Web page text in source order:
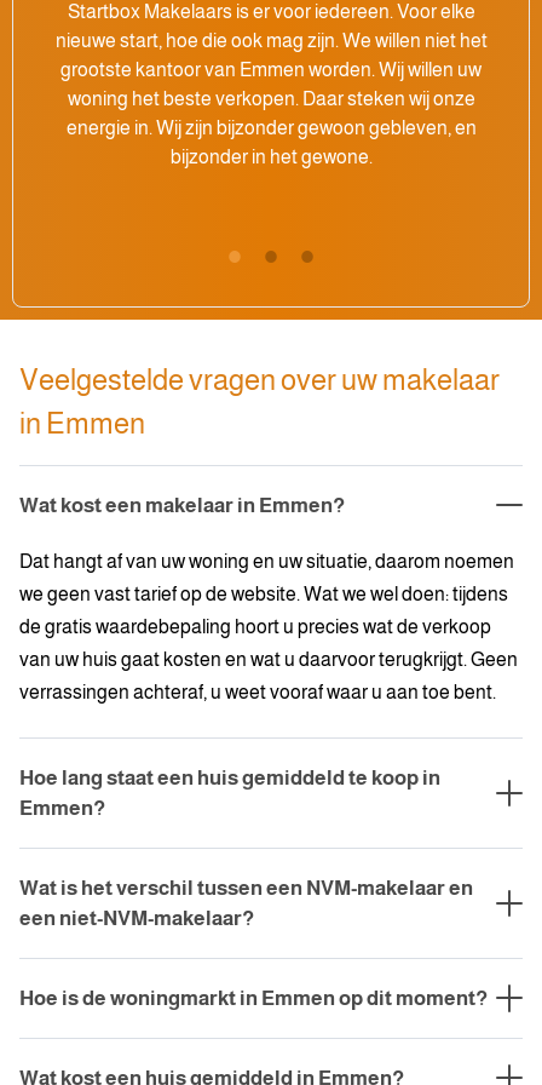
Startbox Makelaars is er voor iedereen. Voor elke
nieuwe start, hoe die ook mag zijn. We willen niet het
grootste kantoor van Emmen worden. Wij willen uw
woning het beste verkopen. Daar steken wij onze
energie in. Wij zijn bijzonder gewoon gebleven, en
bijzonder in het gewone.
Veelgestelde vragen over uw makelaar
in Emmen
Wat kost een makelaar in Emmen?
Dat hangt af van uw woning en uw situatie, daarom noemen
we geen vast tarief op de website. Wat we wel doen: tijdens
de gratis waardebepaling hoort u precies wat de verkoop
van uw huis gaat kosten en wat u daarvoor terugkrijgt. Geen
verrassingen achteraf, u weet vooraf waar u aan toe bent.
Hoe lang staat een huis gemiddeld te koop in
Emmen?
verkocht. De vraag is nog altijd groter dan het aanbod,
waardoor de markt in Drenthe zelfs iets krapper is dan het
landelijk gemiddelde. Hoe snel uw huis weggaat, hangt
vooral af van de vraagprijs, de staat van de woning en de
Wat is het verschil tussen een NVM-makelaar en
een niet-NVM-makelaar?
brancheorganisatie van Nederland en moet zich houden
aan vaste gedragsregels, opleidingseisen en een
klachtenregeling. Ook heeft u toegang tot het NVM-
Hoe is de woningmarkt in Emmen op dit moment?
Wat kost een huis gemiddeld in Emmen?